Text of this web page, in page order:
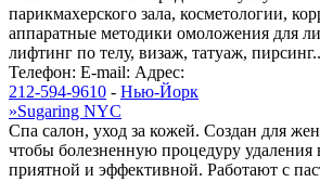
парикмахерского зала, косметологии,
аппаратные методики омоложения для
лифтинг по телу, визаж, татуаж,
Телефон: E-mail: Адрес:
212-594-9610 - Нью-Йорк
»Sugaring NYC
Спа салон, уход за кожей. Создан для
чтобы болезненную процедуру удаления
приятной и эффективной. Работают с